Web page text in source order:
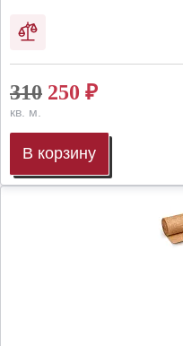
310 250 ₽
кв. м.
В корзину